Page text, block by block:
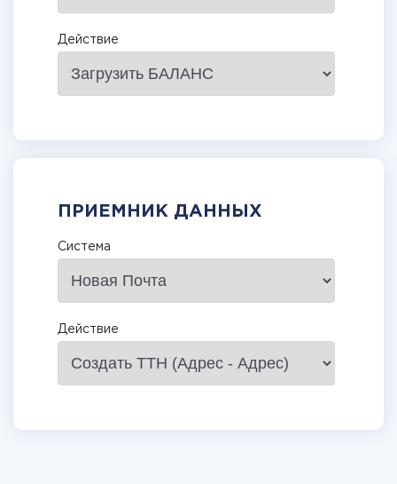
Действие
ПРИЕМНИК ДАННЫХ
Система
Действие